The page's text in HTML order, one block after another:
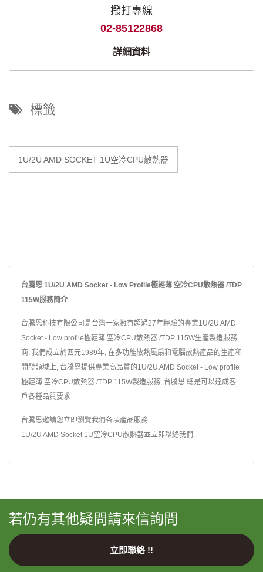
撥打專線
02-85122868
詳細資料
標籤
1U/2U AMD SOCKET 1U空冷CPU散熱器
台騰恩 1U/2U AMD Socket - Low Profile極輕薄 空冷CPU散熱器 /TDP
115W服務簡介
台騰恩科技有限公司是台灣一家擁有超過27年經驗的專業1U/2U AMD
Socket - Low profile極輕薄 空冷CPU散熱器 /TDP 115W生產製造服務
商. 我們成立於西元1989年, 在多功能散熱風扇和電腦散熱產品的生產和
開發領域上, 台騰恩提供專業高品質的1U/2U AMD Socket - Low profile
極輕薄 空冷CPU散熱器 /TDP 115W製造服務, 台騰恩 總是可以達成客
戶各種品質要求
台騰恩邀請您立即瀏覽我們各項產品服務
1U/2U AMD Socket 1U空冷CPU散熱器並立即聯絡我們
若仍有其他疑問請來信詢問
立即聯絡 !!